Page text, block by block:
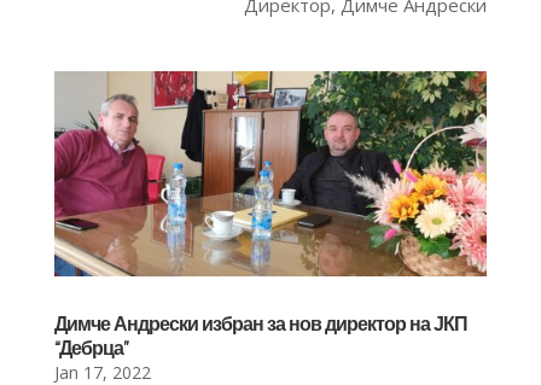
Директор, Димче Андрески
Димче Андрески избран за нов директор на ЈКП
“Дебрца”
Jan 17, 2022